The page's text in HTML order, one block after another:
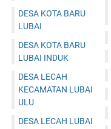
DESA KOTA BARU
LUBAI
DESA KOTA BARU
LUBAI INDUK
DESA LECAH
KECAMATAN LUBAI
ULU
DESA LECAH LUBAI